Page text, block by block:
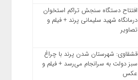
افتتاح دستگاه سنجش تراکم استخوان
درمانگاه شهید سلیمانی پرند + فیلم و
تصاویر
قشقاوی: شهرستان شدن پرند با چراغ
سبز دولت به سرانجام می‌رسد + فیلم و
عکس